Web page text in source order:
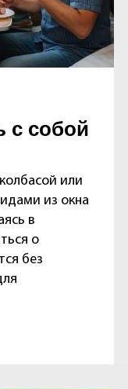
с собой
или
из окна
в
о
без